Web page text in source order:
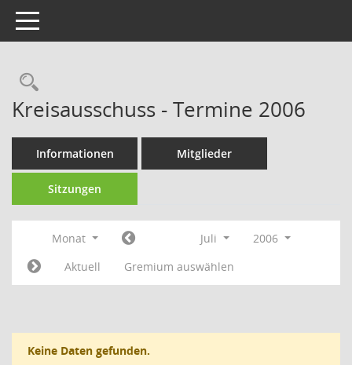
Toggle navigation
Rechercheauswahl
Kreisausschuss - Termine 2006
Informationen Mitglieder
Sitzungen
Monat Juli
2006
Aktuell
Gremium auswählen
Keine Daten gefunden.